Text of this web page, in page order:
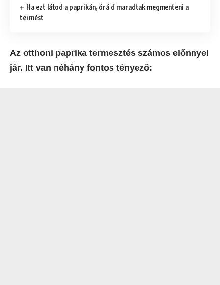
Ha ezt látod a paprikán, óráid maradtak megmenteni a
termést
Az otthoni paprika termesztés számos előnnyel
jár. Itt van néhány fontos tényező: